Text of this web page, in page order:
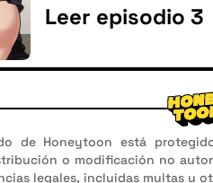
Leer episodio 3
de Honeytoon está
o modificación no
legales, incluidas multas u